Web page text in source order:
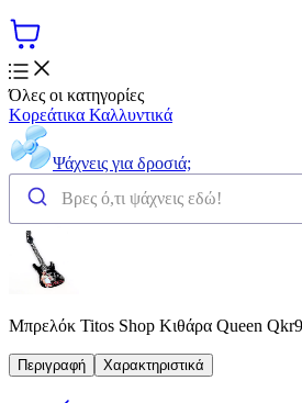
Όλες οι κατηγορίες
Κορεάτικα Καλλυντικά
Ψάχνεις για δροσιά;
Μπρελόκ Titos Shop Κιθάρα Queen
Περιγραφή Χαρακτηριστικά